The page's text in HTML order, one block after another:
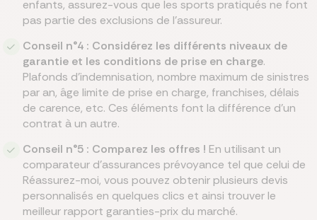
enfants, assurez-vous que les sports pratiqués ne font
pas partie des exclusions de l’assureur.
Conseil n°4 : Considérez les différents niveaux de
garantie et les conditions de prise en charge.
Plafonds d’indemnisation, nombre maximum de sinistres
par an, âge limite de prise en charge, franchises, délais
de carence, etc. Ces éléments font la différence d’un
contrat à un autre.
Conseil n°5 : Comparez les offres ! En utilisant un
comparateur d’assurances prévoyance tel que celui de
Réassurez-moi, vous pouvez obtenir plusieurs devis
personnalisés en quelques clics et ainsi trouver le
meilleur rapport garanties-prix du marché.